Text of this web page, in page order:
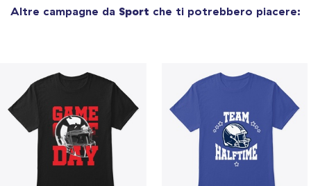
Altre campagne da Sport che ti potrebbero piacere: